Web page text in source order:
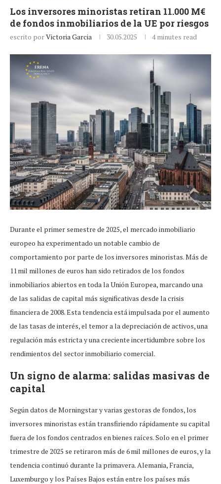
Los inversores minoristas retiran 11.000 M€
de fondos inmobiliarios de la UE por riesgos
escrito porVictoria Garcia 30.05.2025 4 minutes read
Durante el primer semestre de 2025, el mercado inmobiliario
europeo ha experimentado un notable cambio de
comportamiento por parte de los inversores minoristas. Más de
11 mil millones de euros han sido retirados de los fondos
inmobiliarios abiertos en toda la Unión Europea, marcando una
de las salidas de capital más significativas desde la crisis
financiera de 2008. Esta tendencia está impulsada por el aumento
de las tasas de interés, el temor a la depreciación de activos, una
regulación más estricta y una creciente incertidumbre sobre los
rendimientos del sector inmobiliario comercial.
Un signo de alarma: salidas masivas de
capital
Según datos de Morningstar y varias gestoras de fondos, los
inversores minoristas están transfiriendo rápidamente su capital
fuera de los fondos centrados en bienes raíces. Solo en el primer
trimestre de 2025 se retiraron más de 6 mil millones de euros, y la
tendencia continuó durante la primavera. Alemania, Francia,
Luxemburgo y los Países Bajos están entre los países más